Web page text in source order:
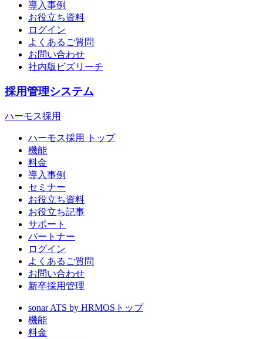
導入事例
お役立ち資料
ログイン
よくあるご質問
お問い合わせ
社内版ビズリーチ
採用管理システム
ハーモス採用
ハーモス採用 トップ
機能
料金
導入事例
セミナー
お役立ち資料
お役立ち記事
サポート
パートナー
ログイン
よくあるご質問
お問い合わせ
新卒採用管理
sonar ATS by HRMOS トップ
機能
料金